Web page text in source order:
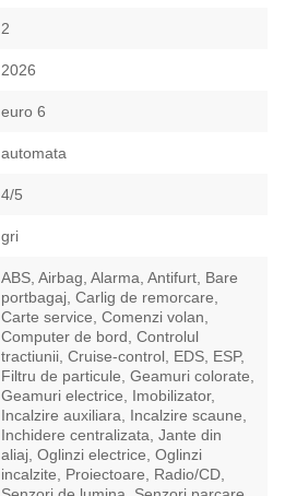
2
2026
euro 6
automata
4/5
gri
ABS, Airbag, Alarma, Antifurt, Bare
portbagaj, Carlig de remorcare,
Carte service, Comenzi volan,
Computer de bord, Controlul
tractiunii, Cruise-control, EDS, ESP,
Filtru de particule, Geamuri colorate,
Geamuri electrice, Imobilizator,
Incalzire auxiliara, Incalzire scaune,
Inchidere centralizata, Jante din
aliaj, Oglinzi electrice, Oglinzi
incalzite, Proiectoare, Radio/CD,